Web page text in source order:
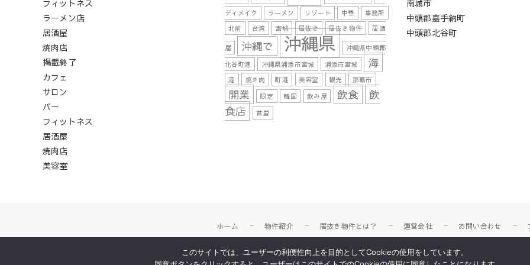
フィットネス
ラーメン店
居酒屋
焼肉店
掲載終了
カフェ
サロン
バー
フィットネス
居酒屋
焼肉店
美容室
ディメイク
ラーメン リゾート 中華
事務所
北前
台湾 宮城 居抜き 居抜き物件 居酒
屋 沖縄で 沖縄県
沖縄県中頭郡
北谷町港
沖縄県浦添市宮城 浦添市宮城 海
港 焼き肉 町港 美容室 観光 那覇市
開業 限定 韓国 飲み屋 飲食
飲
食店
首里
南城市
中頭郡嘉手納町
中頭郡北谷町
ホーム 物件紹介 居抜き物件とは？ 運営会社 お問い合わせ
© 2026All Rights Reserved.
このサイトでは、ユーザーの利便性向上を目的としてCookieの使用をしています。